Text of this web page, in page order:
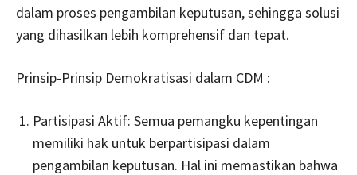
dalam proses pengambilan keputusan, sehingga solusi
yang dihasilkan lebih komprehensif dan tepat.
Prinsip-Prinsip Demokratisasi dalam CDM :
Partisipasi Aktif: Semua pemangku kepentingan
memiliki hak untuk berpartisipasi dalam
pengambilan keputusan. Hal ini memastikan bahwa